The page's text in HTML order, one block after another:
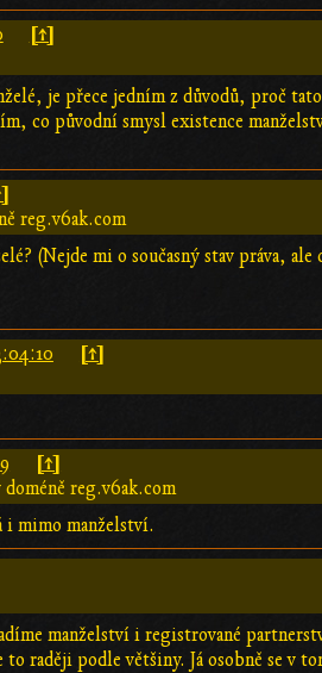
[↑]
je přece jedním z důvodů, proč
co původní smysl existence
reg.v6ak.com
(Nejde mi o současný stav práva,
[↑]
[↑]
reg.v6ak.com
i mimo manželství.
manželství i registrované
raději podle většiny. Já osobně se v